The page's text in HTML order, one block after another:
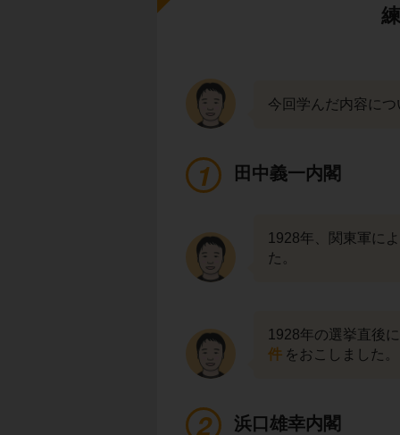
今回学んだ内容に
田中義一内閣
1928年、関東軍に
た。
1928年の選挙直後
件 をおこしました。
浜口雄幸内閣